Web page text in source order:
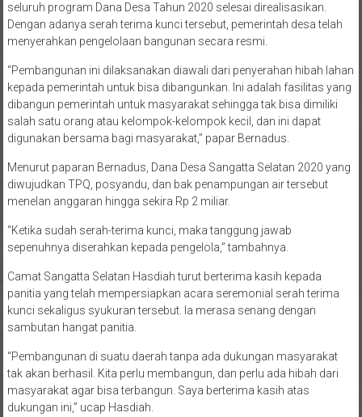
seluruh program Dana Desa Tahun 2020 selesai direalisasikan.
Dengan adanya serah terima kunci tersebut, pemerintah desa telah
menyerahkan pengelolaan bangunan secara resmi.
“Pembangunan ini dilaksanakan diawali dari penyerahan hibah lahan
kepada pemerintah untuk bisa dibangunkan. Ini adalah fasilitas yang
dibangun pemerintah untuk masyarakat sehingga tak bisa dimiliki
salah satu orang atau kelompok-kelompok kecil, dan ini dapat
digunakan bersama bagi masyarakat,” papar Bernadus.
Menurut paparan Bernadus, Dana Desa Sangatta Selatan 2020 yang
diwujudkan TPQ, posyandu, dan bak penampungan air tersebut
menelan anggaran hingga sekira Rp 2 miliar.
“Ketika sudah serah-terima kunci, maka tanggung jawab
sepenuhnya diserahkan kepada pengelola,” tambahnya.
Camat Sangatta Selatan Hasdiah turut berterima kasih kepada
panitia yang telah mempersiapkan acara seremonial serah terima
kunci sekaligus syukuran tersebut. Ia merasa senang dengan
sambutan hangat panitia.
“Pembangunan di suatu daerah tanpa ada dukungan masyarakat
tak akan berhasil. Kita perlu membangun, dan perlu ada hibah dari
masyarakat agar bisa terbangun. Saya berterima kasih atas
dukungan ini,” ucap Hasdiah.